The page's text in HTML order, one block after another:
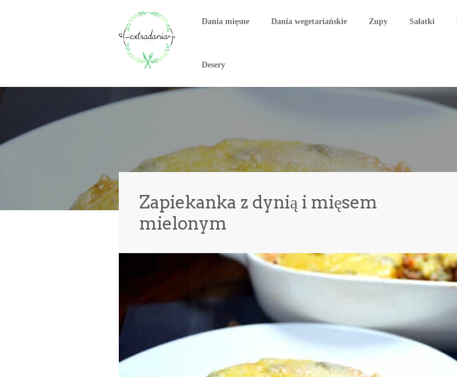
Dania mięsne Dania wegetariańskie Zupy Sałatki
Desery
Zapiekanka z dynią i mięsem
mielonym